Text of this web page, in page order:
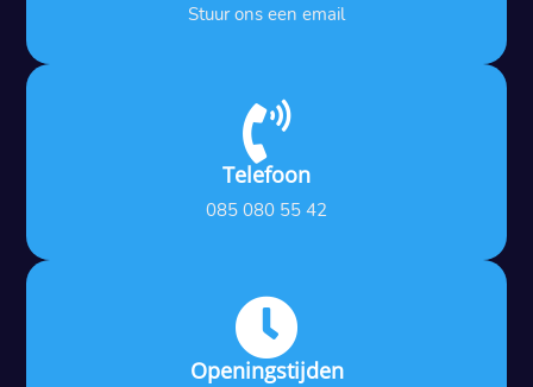
Stuur ons een email

Telefoon
085 080 55 42

Openingstijden